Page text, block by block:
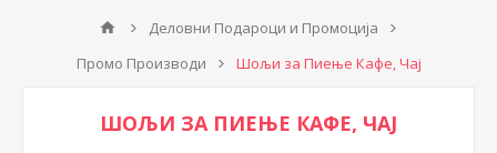
Деловни Подароци и Промоција
Промо Производи
Шољи за Пиење Кафе, Чај
ШОЉИ ЗА ПИЕЊЕ КАФЕ, ЧАЈ